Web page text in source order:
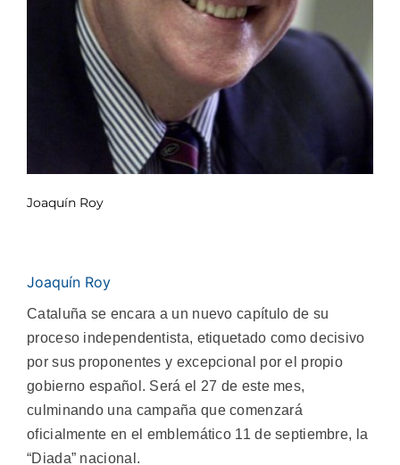
Joaquín Roy
Joaquín Roy
Cataluña se encara a un nuevo capítulo de su
proceso independentista, etiquetado como decisivo
por sus proponentes y excepcional por el propio
gobierno español. Será el 27 de este mes,
culminando una campaña que comenzará
oficialmente en el emblemático 11 de septiembre, la
“Diada” nacional.